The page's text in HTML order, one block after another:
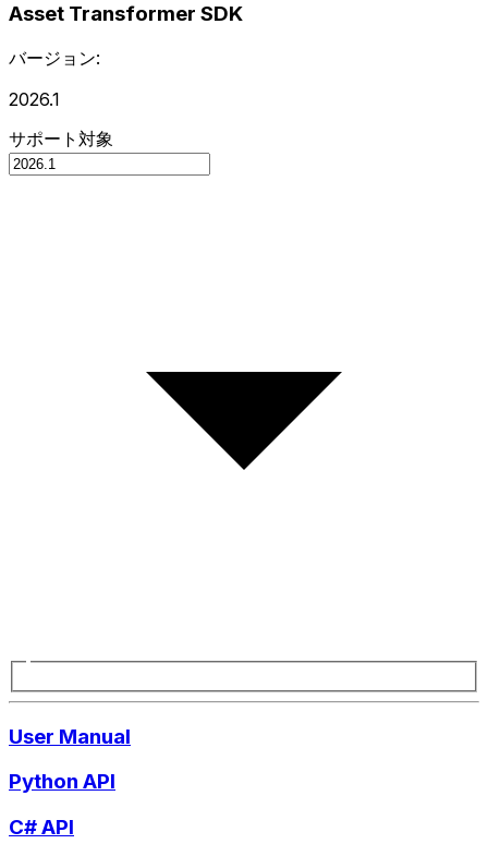
Asset Transformer SDK
バージョン:
2026.1
サポート対象
User Manual
Python API
C# API